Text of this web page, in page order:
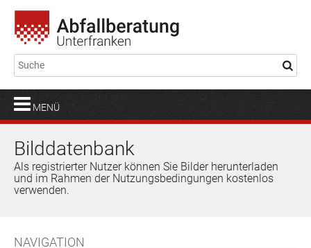
MENÜ
Bilddatenbank
Als registrierter Nutzer können Sie Bilder herunterladen
und im Rahmen der Nutzungsbedingungen kostenlos
verwenden.
NAVIGATION